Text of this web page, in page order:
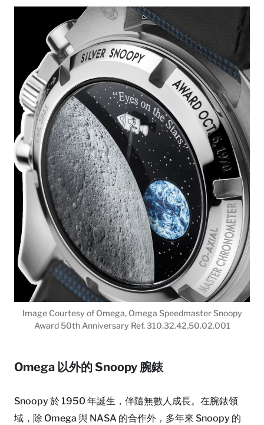
Image Courtesy of Omega, Omega Speedmaster Snoopy
Award 50th Anniversary Ref. 310.32.42.50.02.001
Omega 以外的 Snoopy 腕錶
Snoopy 於 1950 年誕生，伴隨無數人成長。在腕錶領
域，除 Omega 與 NASA 的合作外，多年來 Snoopy 的